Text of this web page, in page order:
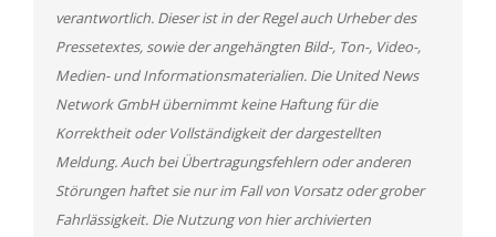
verantwortlich. Dieser ist in der Regel auch Urheber des
Pressetextes, sowie der angehängten Bild-, Ton-, Video-,
Medien- und Informationsmaterialien. Die United News
Network GmbH übernimmt keine Haftung für die
Korrektheit oder Vollständigkeit der dargestellten
Meldung. Auch bei Übertragungsfehlern oder anderen
Störungen haftet sie nur im Fall von Vorsatz oder grober
Fahrlässigkeit. Die Nutzung von hier archivierten